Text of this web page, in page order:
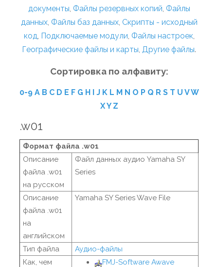
документы, Файлы резервных копий, Файлы
данных, Файлы баз данных, Скрипты - исходный
код, Подключаемые модули, Файлы настроек,
Географические файлы и карты, Другие файлы.
Сортировка по алфавиту:
0-9 A B C D E F G H I J K L M N O P Q R S T U VW
XY Z
.w01
Формат файла .w01
Описание
файла .w01
на русском
Файл данных аудио Yamaha SY
Series
Описание
файла .w01
на
английском
Yamaha SY Series Wave File
Тип файла
Аудио-файлы
Как, чем
FMJ-Software Awave